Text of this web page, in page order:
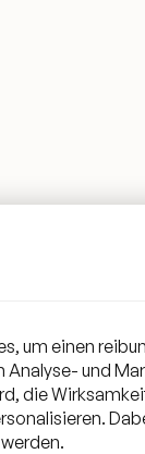
um einen
und
die